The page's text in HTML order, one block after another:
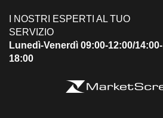
I NOSTRI ESPERTI AL TUO
SERVIZIO
Lunedì-Venerdì 09:00-12:00/14:00-
18:00